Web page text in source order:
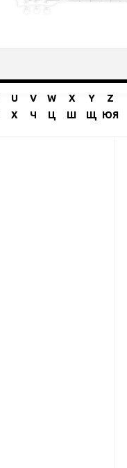
U V W X Y
Z
Х Ч Ц Ш Щ ЮЯ